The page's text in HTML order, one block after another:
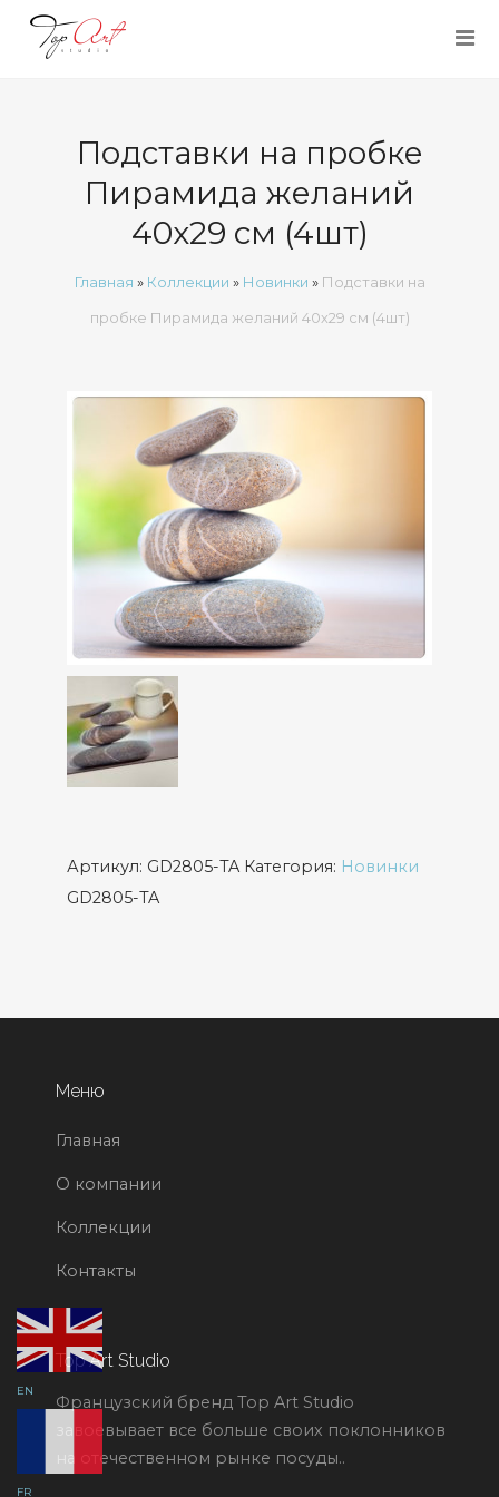
Подставки на пробке
Пирамида желаний
40х29 см (4шт)
Главная » Коллекции » Новинки » Подставки на
пробке Пирамида желаний 40х29 см (4шт)
Артикул: GD2805-TA Категория: Новинки
GD2805-TA
Меню
Главная
О компании
Коллекции
Контакты
Top Art Studio
Французский бренд Top Art Studio
завоевывает все больше своих поклонников
на отечественном рынке посуды..
EN
FR